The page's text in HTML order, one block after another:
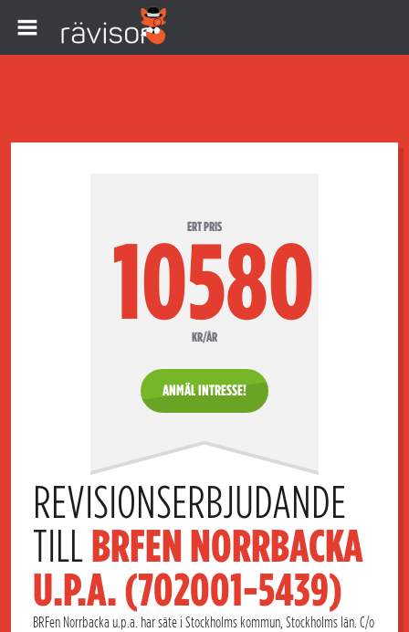
ERT PRIS
10580
KR/ÅR
ANMÄL INTRESSE!
REVISIONSERBJUDANDE
TILL BRFEN NORRBACKA
U.P.A. (702001-5439)
BRFen Norrbacka u.p.a. har säte i Stockholms kommun, Stockholms län. C/o